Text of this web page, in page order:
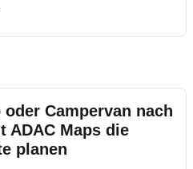
Campervan nach
ADAC Maps die
planen